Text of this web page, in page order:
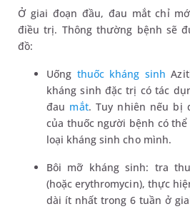
Ở giai đoạn đầu, đau mắt chỉ
điều trị. Thông thường bệnh sẽ
đồ:
Uống thuốc kháng sinh
kháng sinh đặc trị có tác
đau mắt. Tuy nhiên nếu bị
của thuốc người bệnh có
loại kháng sinh cho mình.
Bôi mỡ kháng sinh: tra
(hoặc erythromycin), thực
dài ít nhất trong 6 tuần ở